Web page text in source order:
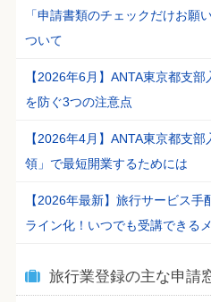
「申請書類のチェックだけお願
ついて
【2026年6月】ANTA東京都支
を防ぐ3つの注意点
【2026年4月】ANTA東京都支
領」で最短開業するためには
【2026年最新】旅行サービス
ライン化！いつでも受講できる
旅行業登録の主な申請